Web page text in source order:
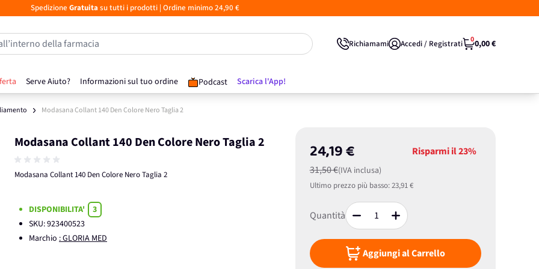
Spedizione Gratuita su tutti i prodotti| Ordine minimo 24,90 €
Serve Aiuto? Informazioni sul tuo ordine Podcast Scarica l'App!
della farmacia Richiamami Accedi / Registrati 00,00 €
Modasana Collant 140 Den Colore Nero Taglia 2
Modasana Collant 140 Den Colore Nero Taglia 2
Modasana Collant 140 Den Colore Nero Taglia 2
24,19 €
31,50 €(IVA inclusa)
Risparmi il23%
Ultimo prezzo più basso:23,91 €
Quantità
Aggiungi al Carrello
DISPONIBILITA'
3
SKU:923400523
Marchio : GLORIA MED